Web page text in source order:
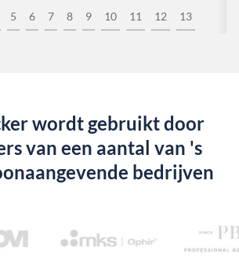
5 6 7 8 9 10 11 12 13
wordt gebruikt door
van een aantal van 's
bedrijven